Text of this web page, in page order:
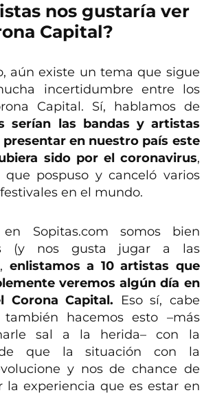
nos gustaría ver
Capital?
aún existe un tema que sigue
incertidumbre entre los
Capital. Sí, hablamos de
serían las bandas y artistas
en nuestro país este
sido por el coronavirus,
que pospuso y canceló varios
en el mundo.
Sopitas.com somos bien
(y nos gusta jugar a las
enlistamos a 10 artistas que
veremos algún día en
Corona Capital. Eso sí, cabe
hacemos esto –más
sal a la herida– con la
de que la situación con la
y nos de chance de
la experiencia que es estar en